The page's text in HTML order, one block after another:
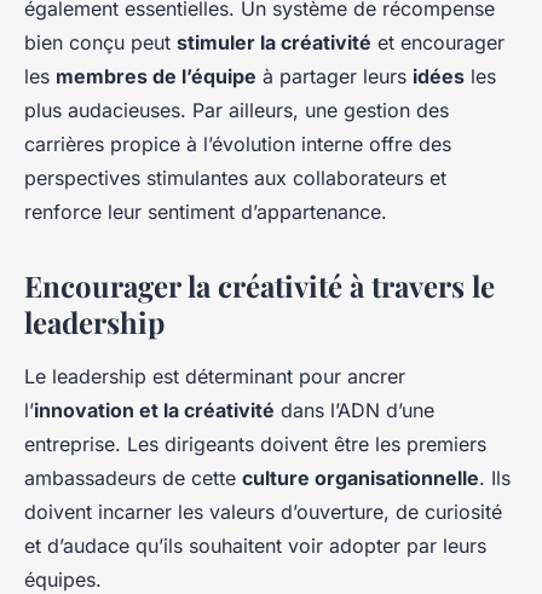
également essentielles. Un système de récompense
bien conçu peut stimuler la créativité et encourager
les membres de l’équipe à partager leurs idées les
plus audacieuses. Par ailleurs, une gestion des
carrières propice à l’évolution interne offre des
perspectives stimulantes aux collaborateurs et
renforce leur sentiment d’appartenance.
Encourager la créativité à travers le
leadership
Le leadership est déterminant pour ancrer
l’innovation et la créativité dans l’ADN d’une
entreprise. Les dirigeants doivent être les premiers
ambassadeurs de cette culture organisationnelle. Ils
doivent incarner les valeurs d’ouverture, de curiosité
et d’audace qu’ils souhaitent voir adopter par leurs
équipes.